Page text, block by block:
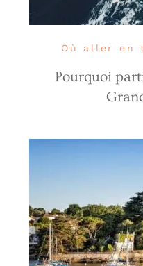
Où aller en
Pourquoi